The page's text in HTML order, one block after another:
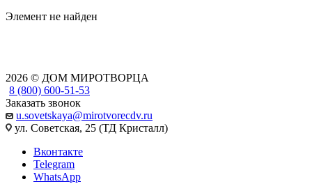
Элемент не найден
2026 © ДОМ МИРОТВОРЦА
8 (800) 600-51-53
Заказать звонок
u.sovetskaya@mirotvorecdv.ru
ул. Советская, 25 (ТД Кристалл)
Вконтакте
Telegram
WhatsApp